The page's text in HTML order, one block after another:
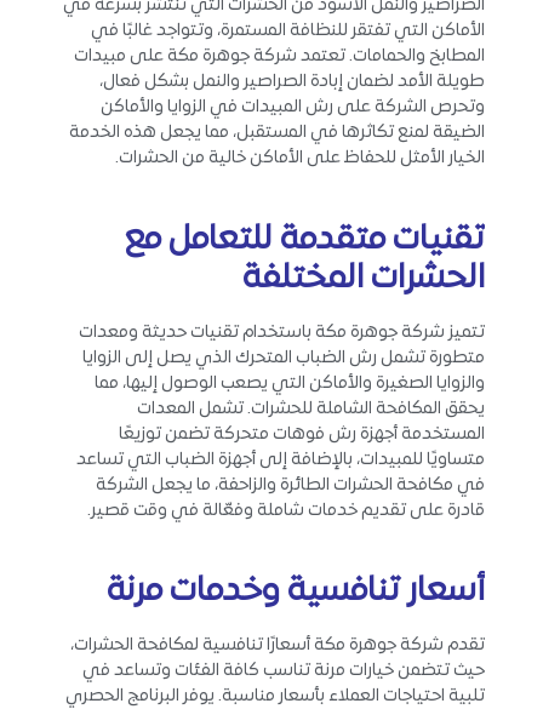
الصراصير والنمل الأسود من الحشرات التي تنتشر بسرعة في
الأماكن التي تفتقر للنظافة المستمرة، وتتواجد غالبًا في
المطابخ والحمامات. تعتمد شركة جوهرة مكة على مبيدات
طويلة الأمد لضمان إبادة الصراصير والنمل بشكل فعال،
وتحرص الشركة على رش المبيدات في الزوايا والأماكن
الضيقة لمنع تكاثرها في المستقبل، مما يجعل هذه الخدمة
الخيار الأمثل للحفاظ على الأماكن خالية من الحشرات.
تقنيات متقدمة للتعامل مع
الحشرات المختلفة
تتميز شركة جوهرة مكة باستخدام تقنيات حديثة ومعدات
متطورة تشمل رش الضباب المتحرك الذي يصل إلى الزوايا
والزوايا الصغيرة والأماكن التي يصعب الوصول إليها، مما
يحقق المكافحة الشاملة للحشرات. تشمل المعدات
المستخدمة أجهزة رش فوهات متحركة تضمن توزيعًا
متساويًا للمبيدات، بالإضافة إلى أجهزة الضباب التي تساعد
في مكافحة الحشرات الطائرة والزاحفة، ما يجعل الشركة
قادرة على تقديم خدمات شاملة وفعّالة في وقت قصير.
أسعار تنافسية وخدمات مرنة
تقدم شركة جوهرة مكة أسعارًا تنافسية لمكافحة الحشرات،
حيث تتضمن خيارات مرنة تناسب كافة الفئات وتساعد في
تلبية احتياجات العملاء بأسعار مناسبة. يوفر البرنامج الحصري